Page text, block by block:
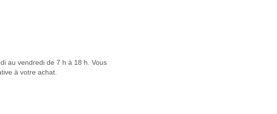
au vendredi de 7 h à 18 h. Vous
à votre achat.